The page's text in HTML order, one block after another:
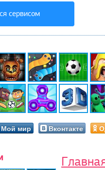
сервисом
Мой мир Вконтакте